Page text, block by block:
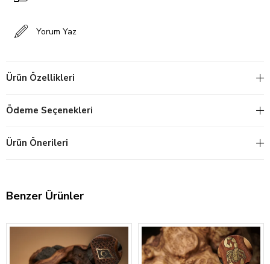
Yorum Yaz
Ürün Özellikleri
Ödeme Seçenekleri
Ürün Önerileri
Benzer Ürünler